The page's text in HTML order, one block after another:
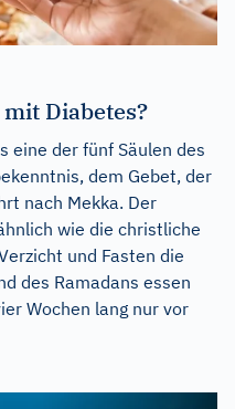
Diabetes?
eine der fünf Säulen des
dem Gebet, der
nach Mekka. Der
wie die christliche
und Fasten die
des Ramadans essen
Wochen lang nur vor